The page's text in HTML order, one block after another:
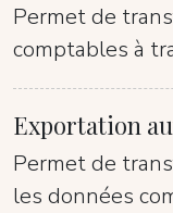
Permet de
comptables à
Exportation
Permet de
les données